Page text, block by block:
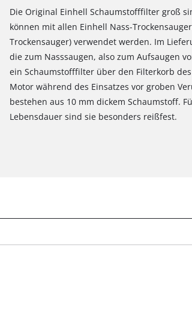
Die Original Einhell Schaumstofffilter groß
können mit allen Einhell Nass-
Trockensauger) verwendet werden. Im
die zum Nasssaugen, also zum Aufsaugen
ein Schaumstofffilter über den Filterkorb
Motor während des Einsatzes vor groben
bestehen aus 10 mm dickem Schaumstoff.
Lebensdauer sind sie besonders reißfest.